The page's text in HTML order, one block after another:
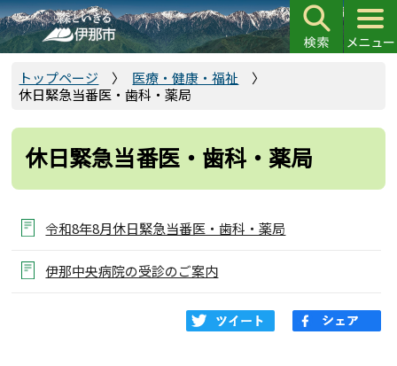
こ
の
ペ
で
トップページ
医療・健康・福祉
休日緊急当番医・歯科・薬局
休日緊急当番医・歯科・薬局
令和8年8月休日緊急当番医・歯科・薬局
伊那中央病院の受診のご案内